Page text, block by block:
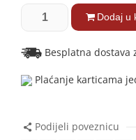
Dodaj u
Besplatna dostava
Plaćanje karticama
Podijeli poveznicu